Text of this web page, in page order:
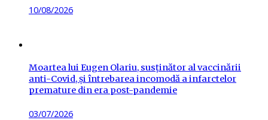
Posted
10/08/2026
Moartea lui Eugen Olariu, susținător al vaccinării
anti-Covid, și întrebarea incomodă a infarctelor
premature din era post-pandemie
Posted
03/07/2026